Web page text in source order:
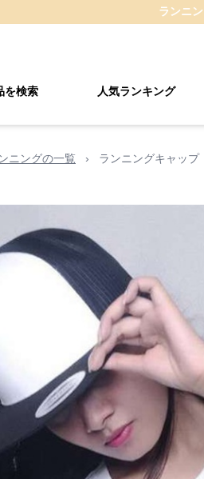
ランニ
を検索 人気ランキング
ニングの一覧 › ランニングキャッ